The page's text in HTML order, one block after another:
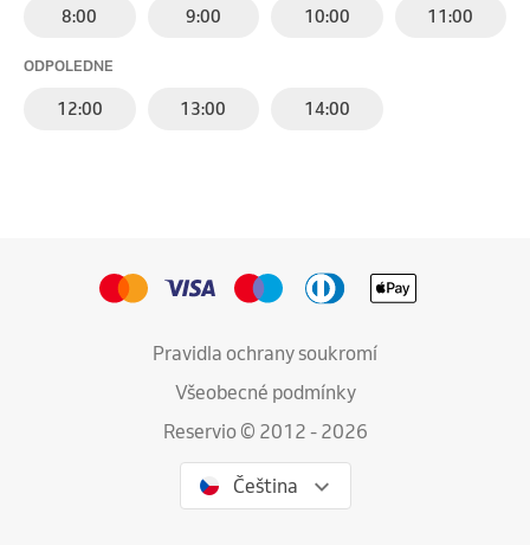
8:00 9:00 10:00 11:00
ODPOLEDNE
12:00 13:00 14:00
Pravidla ochrany soukromí
Všeobecné podmínky
Reservio © 2012 - 2026
Čeština